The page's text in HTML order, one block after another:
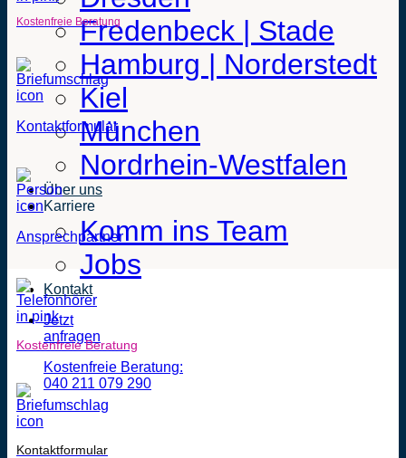
Fredenbeck | Stade
Hamburg | Norderstedt
Kiel
München
Nordrhein-Westfalen
Über uns
Karriere
Komm ins Team
Jobs
Kontakt
Jetzt
anfragen
Kostenfreie Beratung:
040 211 079 290
Kostenfreie Beratung
Kontaktformular
Ansprechpartner
Kostenfreie Beratung
Kontaktformular